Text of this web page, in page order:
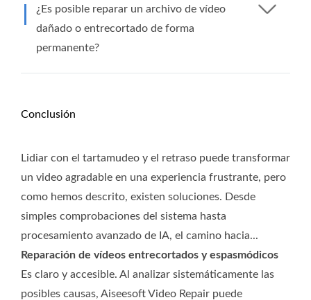
¿Es posible reparar un archivo de vídeo
dañado o entrecortado de forma
permanente?
Conclusión
Lidiar con el tartamudeo y el retraso puede transformar
un video agradable en una experiencia frustrante, pero
como hemos descrito, existen soluciones. Desde
simples comprobaciones del sistema hasta
procesamiento avanzado de IA, el camino hacia...
Reparación de vídeos entrecortados y espasmódicos
Es claro y accesible. Al analizar sistemáticamente las
posibles causas, Aiseesoft Video Repair puede